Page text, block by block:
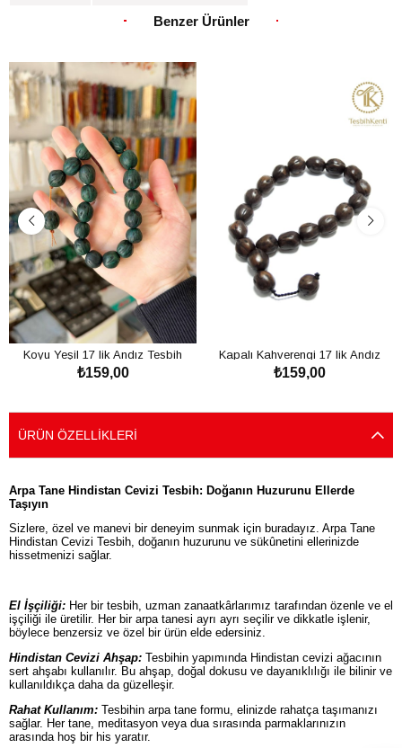
Benzer Ürünler
Koyu Yeşil 17 lik Andız Tesbih
₺159,00
Kapalı Kahverengi 17 lik Andız
Tesbih
₺159,00
ÜRÜN ÖZELLIKLERI
Arpa Tane Hindistan Cevizi Tesbih: Doğanın Huzurunu Ellerde
Taşıyın
Sizlere, özel ve manevi bir deneyim sunmak için buradayız. Arpa Tane
Hindistan Cevizi Tesbih, doğanın huzurunu ve sükûnetini ellerinizde
hissetmenizi sağlar.
El İşçiliği: Her bir tesbih, uzman zanaatkârlarımız tarafından özenle ve el
işçiliği ile üretilir. Her bir arpa tanesi ayrı ayrı seçilir ve dikkatle işlenir,
böylece benzersiz ve özel bir ürün elde edersiniz.
Hindistan Cevizi Ahşap: Tesbihin yapımında Hindistan cevizi ağacının
sert ahşabı kullanılır. Bu ahşap, doğal dokusu ve dayanıklılığı ile bilinir ve
kullanıldıkça daha da güzelleşir.
Rahat Kullanım: Tesbihin arpa tane formu, elinizde rahatça taşımanızı
sağlar. Her tane, meditasyon veya dua sırasında parmaklarınızın
arasında hoş bir his yaratır.